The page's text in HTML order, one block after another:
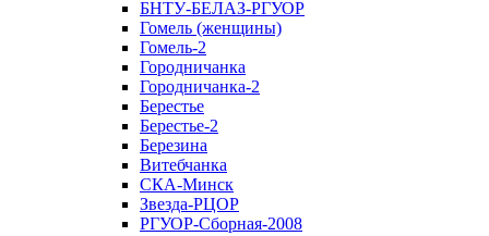
БНТУ-БЕЛАЗ-РГУОР
Гомель (женщины)
Гомель-2
Городничанка
Городничанка-2
Берестье
Берестье-2
Березина
Витебчанка
СКА-Минск
Звезда-РЦОР
РГУОР-Сборная-2008